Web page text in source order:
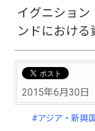
イグニション
ンドにおける
2015年6月30日
#アジア・新興国